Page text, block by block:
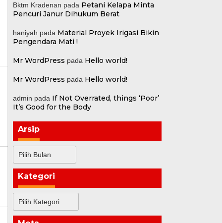
Bktm Kradenan pada Petani Kelapa Minta
Pencuri Janur Dihukum Berat
haniyah pada Material Proyek Irigasi Bikin
Pengendara Mati !
Mr WordPress pada Hello world!
Mr WordPress pada Hello world!
admin pada If Not Overrated, things ‘Poor’
It’s Good for the Body
Arsip
Kategori